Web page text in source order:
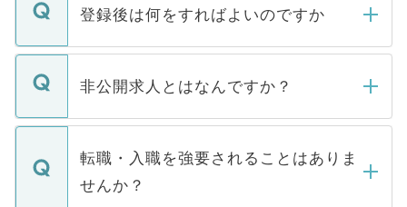
登録後は何をすればよいのですか
ご登録いただきましたら、弊社担当者がご
登録内容を確認し、その後メールもしくは
ます。通常、5営業日以内にはご連絡をせて
いただきますので、しばらくお待ちくださ
非公開求人とはなんですか？
マイナビDOCTORで取り扱っている求人の
うち約3割は、Webサイトからご覧いただ
けない「非公開求人」です。非公開求人は
下記の理由によって、一般には公開してい
転職・入職を強要されることはありま
せんか？